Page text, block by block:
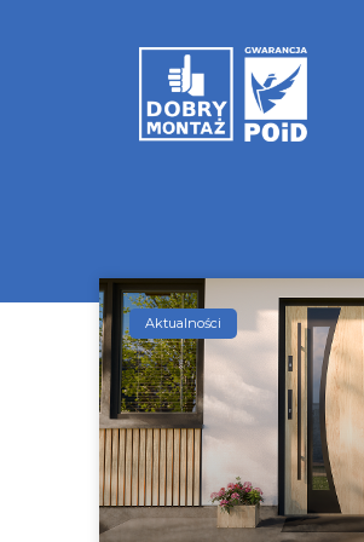
Aktualności